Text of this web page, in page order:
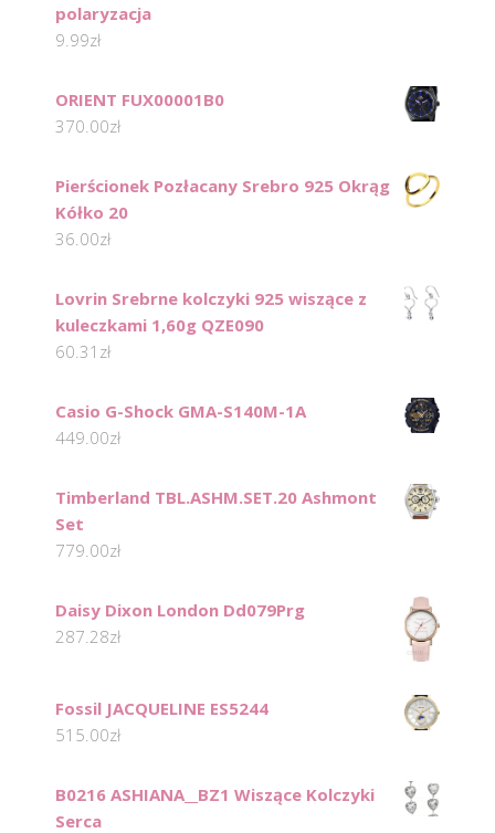
polaryzacja
9.99zł
ORIENT FUX00001B0
370.00zł
Pierścionek Pozłacany Srebro 925 Okrąg
Kółko 20
36.00zł
Lovrin Srebrne kolczyki 925 wiszące z
kuleczkami 1,60g QZE090
60.31 zł
Casio G-Shock GMA-S140M-1A
449.00zł
Timberland TBL.ASHM.SET.20 Ashmont
Set
779.00zł
Daisy Dixon London Dd079Prg
287.28zł
Fossil JACQUELINE ES5244
515.00zł
B0216 ASHIANA__BZ1 Wiszące Kolczyki
Serca